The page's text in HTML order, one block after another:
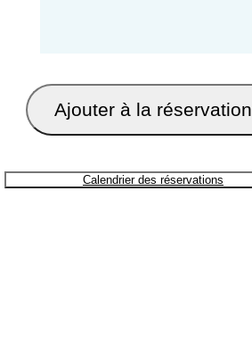
Ajouter à la réservation
Calendrier des réservations